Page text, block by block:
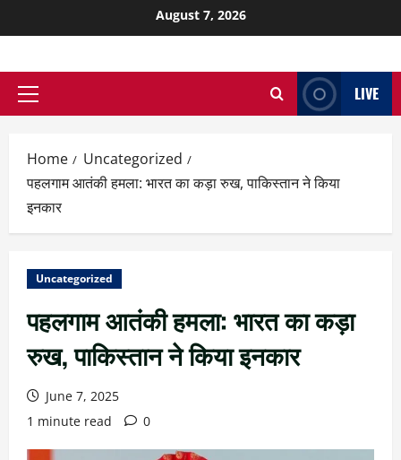
August 7, 2026
LIVE
Home
Uncategorized
पहलगाम आतंकी हमला: भारत का कड़ा रुख, पाकिस्तान ने किया
इनकार
Uncategorized
पहलगाम आतंकी हमला: भारत का कड़ा
रुख, पाकिस्तान ने किया इनकार
June 7, 2025
1 minute read
0